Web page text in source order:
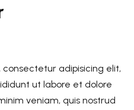
adipisicing elit,
ut labore et dolore
veniam, quis nostrud